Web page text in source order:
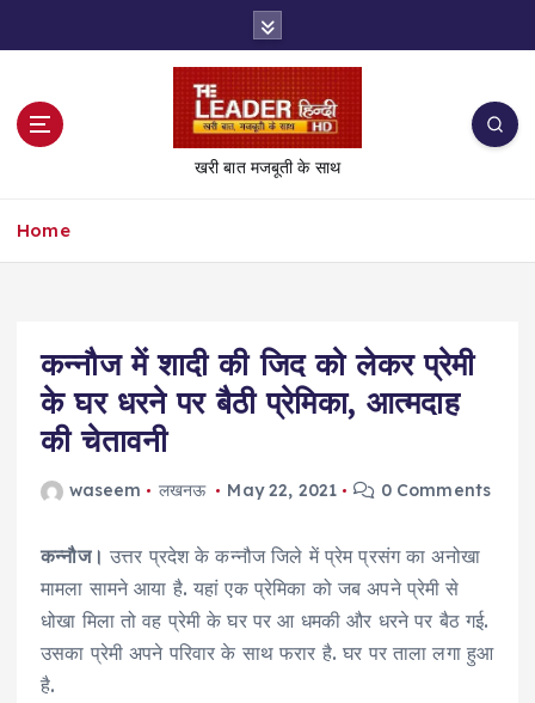
t
खरी बात मजबूती के साथ
Home
कन्नौज में शादी की जिद को लेकर प्रेमी
के घर धरने पर बैठी प्रेमिका, आत्मदाह
की चेतावनी
waseem लखनऊ May 22, 2021 0 Comments
कन्नौज। उत्तर प्रदेश के कन्नौज जिले में प्रेम प्रसंग का अनोखा
मामला सामने आया है. यहां एक प्रेमिका को जब अपने प्रेमी से
धोखा मिला तो वह प्रेमी के घर पर आ धमकी और धरने पर बैठ गई.
उसका प्रेमी अपने परिवार के साथ फरार है. घर पर ताला लगा हुआ
है.